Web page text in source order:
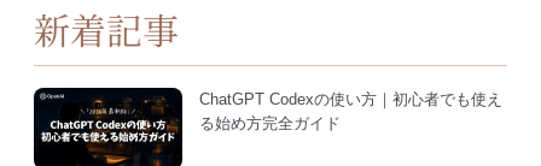
新着記事
ChatGPT Codexの使い方｜初心者でも使え
る始め方完全ガイド